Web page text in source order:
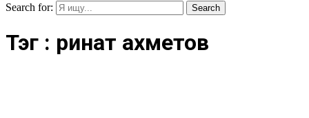
Search for: Search
Тэг : ринат ахметов